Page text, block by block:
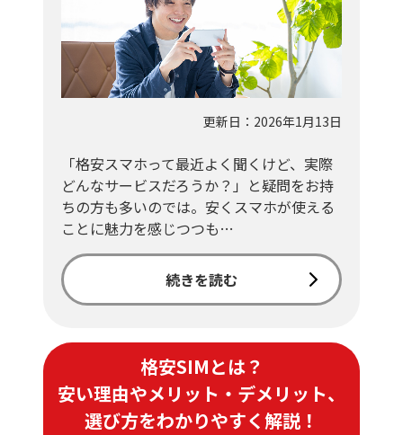
更新日：2026年1月13日
「格安スマホって最近よく聞くけど、実際
どんなサービスだろうか？」と疑問をお持
ちの方も多いのでは。安くスマホが使える
ことに魅力を感じつつも…
続きを読む
格安SIMとは？
安い理由やメリット・デメリット、
選び方をわかりやすく解説！